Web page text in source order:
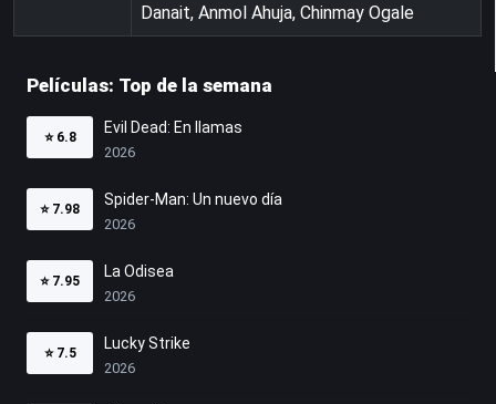
Danait, Anmol Ahuja, Chinmay Ogale
Películas: Top de la semana
⭐ 6.8
Evil Dead: En llamas
2026
⭐ 7.98
Spider-Man: Un nuevo día
2026
⭐ 7.95
La Odisea
2026
⭐ 7.5
Lucky Strike
2026